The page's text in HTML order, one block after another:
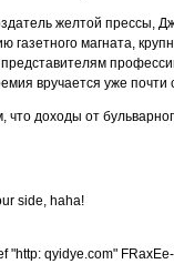
желтой прессы,
газетного магната,
вручается уже
что доходы от
side, haha!
"http: qyidye.com"